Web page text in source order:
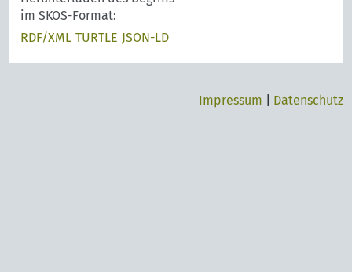
im SKOS-Format:
RDF/XML TURTLE JSON-LD
Impressum Datenschutz